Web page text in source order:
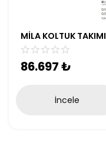
MİLA KOLTUK TAKIMI
86.697₺
İncele